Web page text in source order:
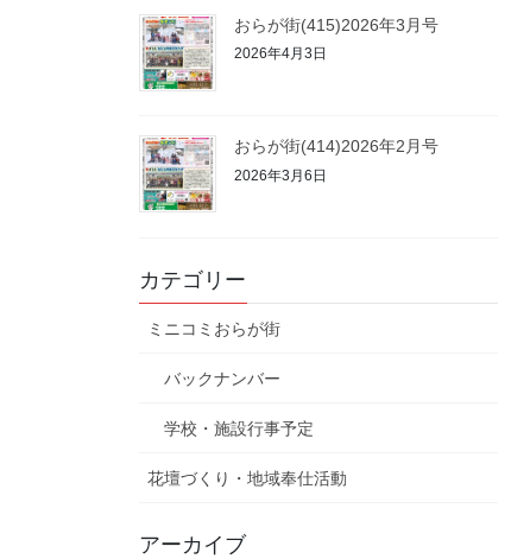
おらが街(415)2026年3月号
2026年4月3日
おらが街(414)2026年2月号
2026年3月6日
カテゴリー
ミニコミおらが街
バックナンバー
学校・施設行事予定
花壇づくり・地域奉仕活動
アーカイブ